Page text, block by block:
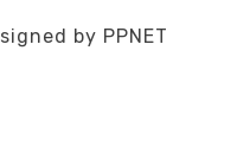
by PPNET